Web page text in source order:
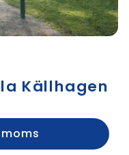
Källhagen
moms